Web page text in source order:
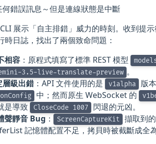
何錯誤訊息～但是連線狀態是中斷
展示「自主排錯」威力的時刻。收到提
時日誌，找出了兩個致命問題：
相容 ：原程式填寫了標準 REST 模型
3.5-live-translate-preview 。
層級出錯：API 文件使用的是 v1alpha 版
中；然而原生 WebSocket 的
是導致 CloseCode 1007
閃退的元凶。
聲靜音 Bug ： ScreenCaptureKit
擷取到
記憶體配置不足，拷貝時被截斷成全為